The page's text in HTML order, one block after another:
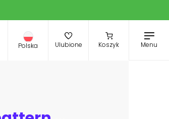
Polska Ulubione Koszyk Menu